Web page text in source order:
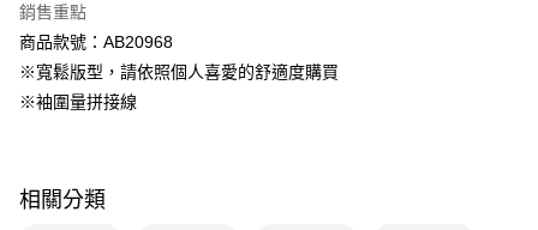
付款後7-11取貨
每筆NT$60，滿NT$1,000(含以上)免運費
宅配
每筆NT$60，滿NT$1,000(含以上)免運費
銷售重點
商品款號：AB20968
※寬鬆版型，請依照個人喜愛的舒適度購買
※袖圍量拼接線
相關分類